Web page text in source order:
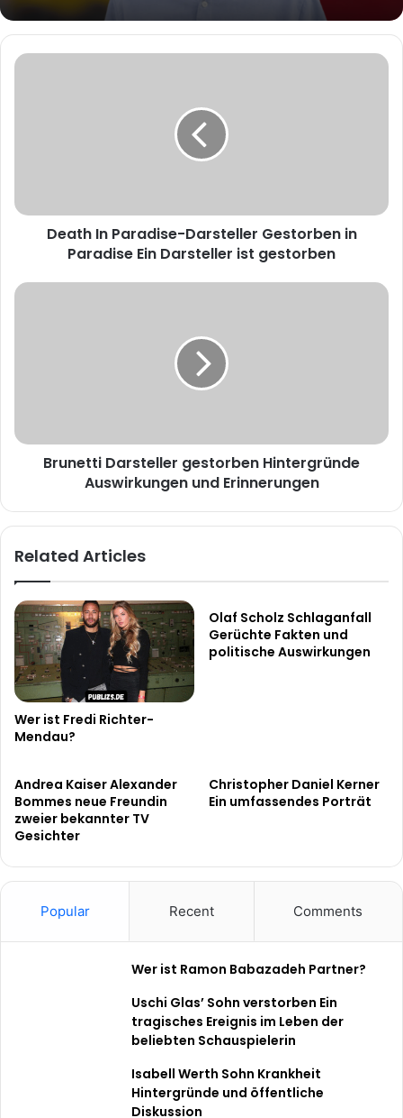
Death
Darsteller
gestorben
Death In Paradise-Darsteller Gestorben in
Paradise Ein Darsteller ist gestorben
Brunetti
Brunetti Darsteller gestorben Hintergründe
Auswirkungen und Erinnerungen
Related Articles
Wer ist Fredi Richter-
Mendau?
Olaf Scholz Schlaganfall
Gerüchte Fakten und
politische Auswirkungen
Andrea Kaiser Alexander
Bommes neue Freundin
zweier bekannter TV
Gesichter
Christopher Daniel Kerner
Ein umfassendes Porträt
Popular Recent Comments
Wer ist Ramon Babazadeh Partner?
Uschi Glas’ Sohn verstorben Ein
tragisches Ereignis im Leben der
beliebten Schauspielerin
Isabell Werth Sohn Krankheit
Hintergründe und öffentliche
Diskussion